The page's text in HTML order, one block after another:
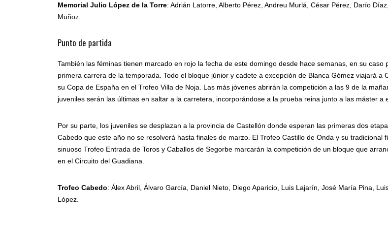
Memorial Julio López de la Torre: Adrián Latorre, Alberto Pérez, Andreu Murlá, César Pérez, Darío
Muñoz.
Punto de partida
También las féminas tienen marcado en rojo la fecha de este domingo desde hace semanas, en su caso
primera carrera de la temporada. Todo el bloque júnior y cadete a excepción de Blanca Gómez viajará a
su Copa de España en el Trofeo Villa de Noja. Las más jóvenes abrirán la competición a las 9 de la
juveniles serán las últimas en saltar a la carretera, incorporándose a la prueba reina junto a las máster a
Por su parte, los juveniles se desplazan a la provincia de Castellón donde esperan las primeras dos
Cabedo que este año no se resolverá hasta finales de marzo. El Trofeo Castillo de Onda y su tradicional
sinuoso Trofeo Entrada de Toros y Caballos de Segorbe marcarán la competición de un bloque que
en el Circuito del Guadiana.
Trofeo Cabedo: Álex Abril, Álvaro García, Daniel Nieto, Diego Aparicio, Luis Lajarín, José María Pina,
López.